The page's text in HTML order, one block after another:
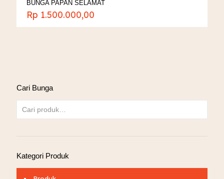
BUNGA PAPAN SELAMAT
Rp 1.500.000,00
Cari Bunga
Kategori Produk